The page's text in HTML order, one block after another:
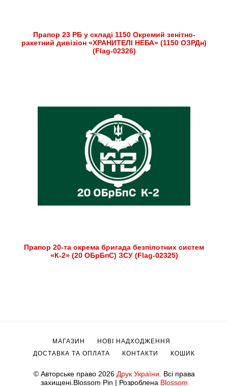
Прапор 23 РБ у складі 1150 Окремий зенітно-
ракетний дивізіон «ХРАНИТЕЛІ НЕБА» (1150 ОЗРДн)
(Flag-02326)
Прапор 20-та окрема бригада безпілотних систем
«К-2» (20 ОБрБпС) ЗСУ (Flag-02325)
© Авторське право 2026 Друк України. Всі права
захищені.Blossom Pin | Розроблена Blossom
МАГАЗИН
НОВІ НАДХОДЖЕННЯ
ДОСТАВКА ТА ОПЛАТА
КОНТАКТИ КОШИК